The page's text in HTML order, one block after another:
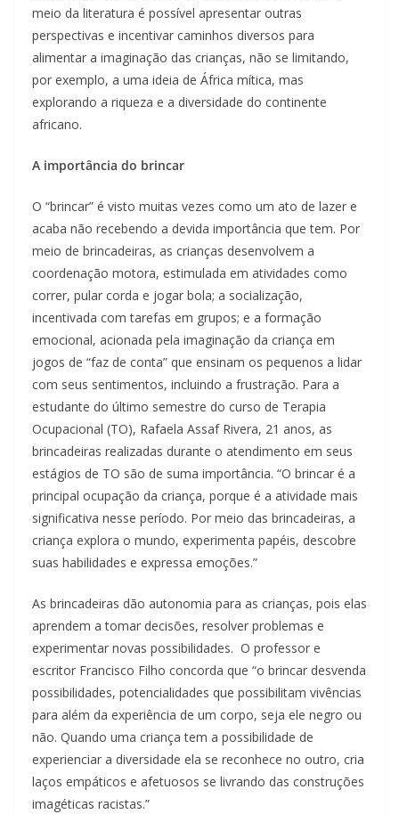
meio da literatura é possível apresentar outras
perspectivas e incentivar caminhos diversos para
alimentar a imaginação das crianças, não se limitando,
por exemplo, a uma ideia de África mítica, mas
explorando a riqueza e a diversidade do continente
africano.
A importância do brincar
O “brincar” é visto muitas vezes como um ato de lazer e
acaba não recebendo a devida importância que tem. Por
meio de brincadeiras, as crianças desenvolvem a
coordenação motora, estimulada em atividades como
correr, pular corda e jogar bola; a socialização,
incentivada com tarefas em grupos; e a formação
emocional, acionada pela imaginação da criança em
jogos de “faz de conta” que ensinam os pequenos a lidar
com seus sentimentos, incluindo a frustração. Para a
estudante do último semestre do curso de Terapia
Ocupacional (TO), Rafaela Assaf Rivera, 21 anos, as
brincadeiras realizadas durante o atendimento em seus
estágios de TO são de suma importância. “O brincar é a
principal ocupação da criança, porque é a atividade mais
significativa nesse período. Por meio das brincadeiras, a
criança explora o mundo, experimenta papéis, descobre
suas habilidades e expressa emoções.”
As brincadeiras dão autonomia para as crianças, pois elas
aprendem a tomar decisões, resolver problemas e
experimentar novas possibilidades. O professor e
escritor Francisco Filho concorda que “o brincar desvenda
possibilidades, potencialidades que possibilitam vivências
para além da experiência de um corpo, seja ele negro ou
não. Quando uma criança tem a possibilidade de
experienciar a diversidade ela se reconhece no outro, cria
laços empáticos e afetuosos se livrando das construções
imagéticas racistas.”